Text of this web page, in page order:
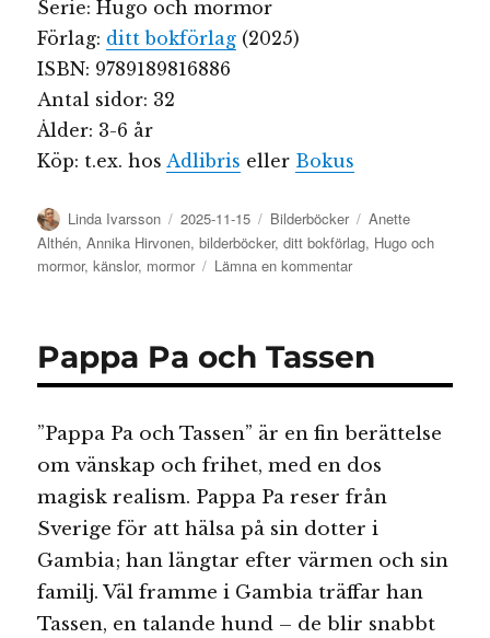
Serie: Hugo och mormor
Förlag: ditt bokförlag (2025)
ISBN: 9789189816886
Antal sidor: 32
Ålder: 3-6 år
Köp: t.ex. hos Adlibris eller Bokus
Författare
Linda Ivarsson
Publicerat
den
2025-11-15 Kategorier
Bilderböcker Etiketter
Anette
Althén,Annika Hirvonen,bilderböcker,ditt bokförlag, Hugo och
mormor,känslor, mormor Lämna en kommentartill
i
lekplatsen
Hugo
mormor
i
affären
Pappa Pa och Tassen
”Pappa Pa och Tassen” är en fin berättelse
om vänskap och frihet, med en dos
magisk realism. Pappa Pa reser från
Sverige för att hälsa på sin dotter i
Gambia; han längtar efter värmen och sin
familj. Väl framme i Gambia träffar han
Tassen, en talande hund – de blir snabbt